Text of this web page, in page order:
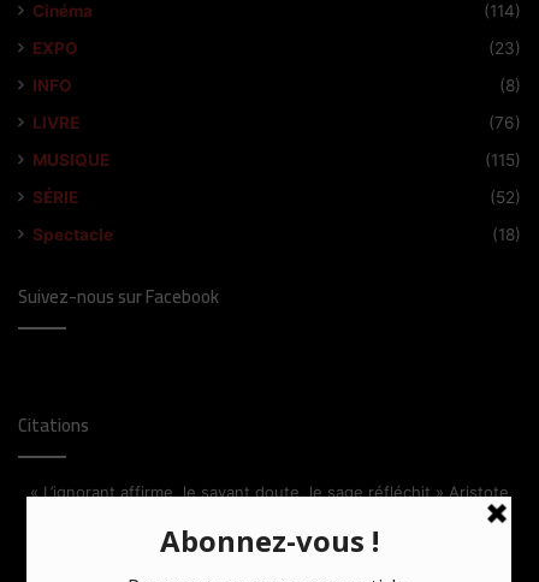
Cinéma
(114)
EXPO
(23)
INFO
(8)
LIVRE
(76)
MUSIQUE
(115)
SÉRIE
(52)
Spectacle
(18)
Suivez-nous sur Facebook
Citations
« L’ignorant affirme, le savant doute, le sage réfléchit » Aristote
Facebook
X Linkedin